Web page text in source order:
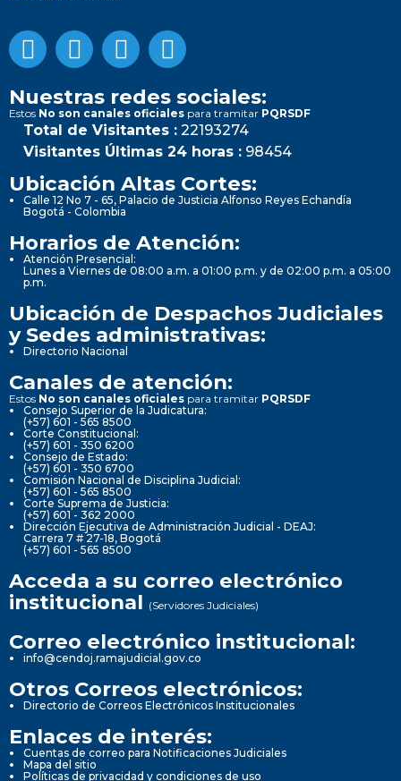
Nuestras redes sociales:
Estos No son canales oficiales para tramitar PQRSDF
Total de Visitantes : 22193274
Visitantes Últimas 24 horas : 98454
Ubicación Altas Cortes:
Calle 12 No 7 - 65, Palacio de Justicia Alfonso Reyes Echandía
Bogotá - Colombia
Horarios de Atención:
Atención Presencial:
Lunes a Viernes de 08:00 a.m. a 01:00 p.m. y de 02:00 p.m. a 05:00
p.m.
Ubicación de Despachos Judiciales
y Sedes administrativas:
Directorio Nacional
Canales de atención:
Estos No son canales oficiales para tramitar PQRSDF
Consejo Superior de la Judicatura:
(+57) 601 - 565 8500
Corte Constitucional:
(+57) 601 - 350 6200
Consejo de Estado:
(+57) 601 - 350 6700
Comisión Nacional de Disciplina Judicial:
(+57) 601 - 565 8500
Corte Suprema de Justicia:
(+57) 601 - 362 2000
Dirección Ejecutiva de Administración Judicial - DEAJ:
Carrera 7 # 27-18, Bogotá
(+57) 601 - 565 8500
Acceda a su correo electrónico
institucional (Servidores Judiciales)
Correo electrónico institucional:
info@cendoj.ramajudicial.gov.co
Otros Correos electrónicos:
Directorio de Correos Electrónicos Institucionales
Enlaces de interés:
Cuentas de correo para Notificaciones Judiciales
Mapa del sitio
Políticas de privacidad y condiciones de uso